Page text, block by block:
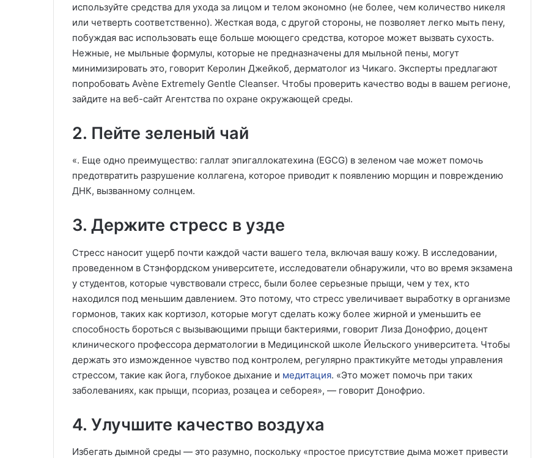
используйте средства для ухода за лицом и телом экономно (не более, чем количество никеля
или четверть соответственно). Жесткая вода, с другой стороны, не позволяет легко мыть пену,
побуждая вас использовать еще больше моющего средства, которое может вызвать сухость.
Нежные, не мыльные формулы, которые не предназначены для мыльной пены, могут
минимизировать это, говорит Керолин Джейкоб, дерматолог из Чикаго. Эксперты предлагают
попробовать Avène Extremely Gentle Cleanser. Чтобы проверить качество воды в вашем регионе,
зайдите на веб-сайт Агентства по охране окружающей среды.
2. Пейте зеленый чай
«. Еще одно преимущество: галлат эпигаллокатехина (EGCG) в зеленом чае может помочь
предотвратить разрушение коллагена, которое приводит к появлению морщин и повреждению
ДНК, вызванному солнцем.
3. Держите стресс в узде
Стресс наносит ущерб почти каждой части вашего тела, включая вашу кожу. В исследовании,
проведенном в Стэнфордском университете, исследователи обнаружили, что во время экзамена
у студентов, которые чувствовали стресс, были более серьезные прыщи, чем у тех, кто
находился под меньшим давлением. Это потому, что стресс увеличивает выработку в организме
гормонов, таких как кортизол, которые могут сделать кожу более жирной и уменьшить ее
способность бороться с вызывающими прыщи бактериями, говорит Лиза Донофрио, доцент
клинического профессора дерматологии в Медицинской школе Йельского университета. Чтобы
держать это изможденное чувство под контролем, регулярно практикуйте методы управления
стрессом, такие как йога, глубокое дыхание и медитация. «Это может помочь при таких
заболеваниях, как прыщи, псориаз, розацеа и себорея», — говорит Донофрио.
4. Улучшите качество воздуха
Избегать дымной среды — это разумно, поскольку «простое присутствие дыма может привести